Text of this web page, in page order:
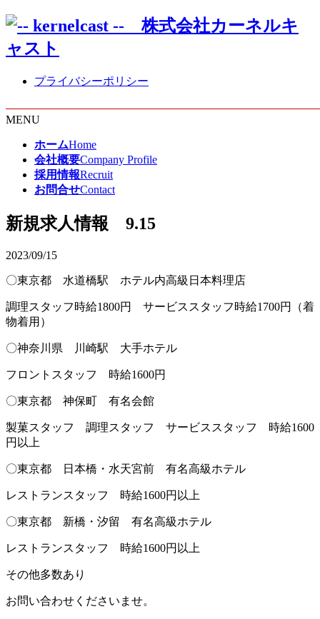
プライバシーポリシー
MENU
ホームHome
会社概要Company Profile
採用情報Recruit
お問合せContact
新規求人情報 9.15
2023/09/15
〇東京都 水道橋駅 ホテル内高級日本料理店
調理スタッフ時給1800円 サービススタッフ時給1700円（着
物着用）
〇神奈川県 川崎駅 大手ホテル
フロントスタッフ 時給1600円
〇東京都 神保町 有名会館
製菓スタッフ 調理スタッフ サービススタッフ 時給1600
円以上
〇東京都 日本橋・水天宮前 有名高級ホテル
レストランスタッフ 時給1600円以上
〇東京都 新橋・汐留 有名高級ホテル
レストランスタッフ 時給1600円以上
その他多数あり
お問い合わせくださいませ。